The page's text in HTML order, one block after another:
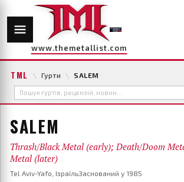
www.themetallist.com
TML \ Гурти \ SALEM
SALEM
Thrash/Black Metal (early); Death/Doom
Metal (later)
Tel Aviv-Yafo, ІзраїльЗаснований у 1985